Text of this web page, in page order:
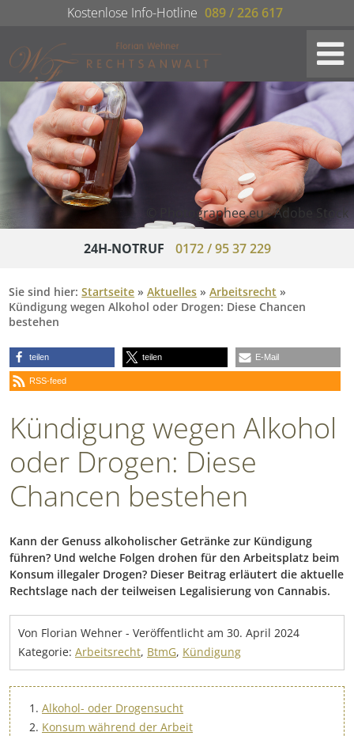
Kostenlose Info-Hotline 089 / 226 617
© Photographee.eu - Adobe Stock
24H-NOTRUF 0172 / 95 37 229
Sie sind hier:Startseite »Aktuelles »Arbeitsrecht »
Kündigung wegen Alkohol oder Drogen: Diese Chancen
bestehen
teilen teilen E-Mail
RSS-feed
Kündigung wegen Alkohol
oder Drogen: Diese
Chancen bestehen
Kann der Genuss alkoholischer Getränke zur Kündigung
führen? Und welche Folgen drohen für den Arbeitsplatz beim
Konsum illegaler Drogen? Dieser Beitrag erläutert die aktuelle
Rechtslage nach der teilweisen Legalisierung von Cannabis.
Von Florian Wehner - Veröffentlicht am 30. April 2024
Kategorie: Arbeitsrecht, BtmG, Kündigung
Alkohol- oder Drogensucht
Konsum während der Arbeit